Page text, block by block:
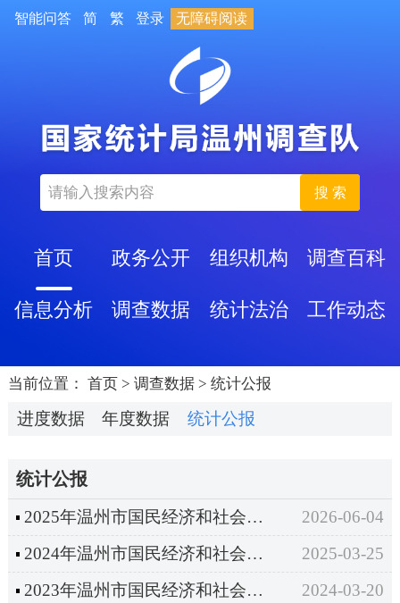
智能问答 简 繁 登录 无障碍阅读
搜 索
首页 政务公开 组织机构 调查百科
信息分析 调查数据 统计法治 工作动态
当前位置： 首页 > 调查数据 > 统计公报
进度数据 年度数据 统计公报
统计公报
2025年温州市国民经济和社会发展统计公报
2026-06-04
2024年温州市国民经济和社会发展统计公报
2025-03-25
2023年温州市国民经济和社会发展统计公报
2024-03-20